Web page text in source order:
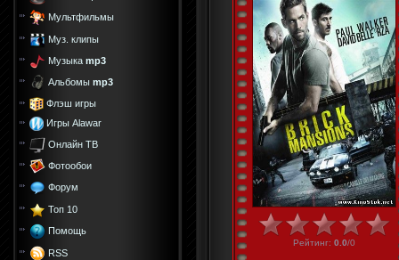
Мультфильмы
Муз. клипы
Музыка mp3
Альбомы mp3
Флэш игры
Игры Alawar
Онлайн ТВ
Фотообои
Форум
Топ 10
Помощь
RSS
Рейтинг: 0.0/0